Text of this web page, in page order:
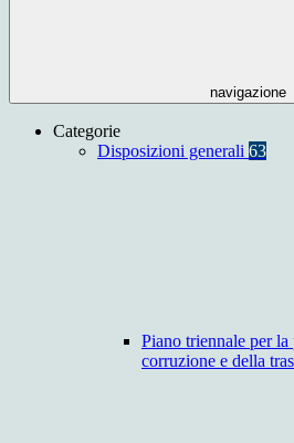
navigazione
Categorie
Disposizioni generali 63
Piano triennale per
corruzione e della